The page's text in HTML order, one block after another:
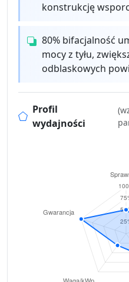
konstrukcję
80% bifacjalność
mocy z tyłu,
odblaskowych
Profil
wydajności